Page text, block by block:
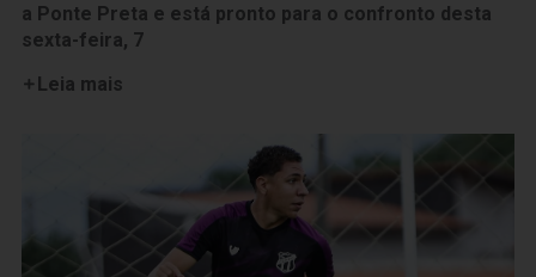
a Ponte Preta e está pronto para o confronto desta
sexta-feira, 7
Leia mais